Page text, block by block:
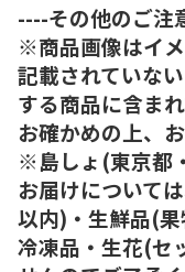
----その他のご注
※商品画像はイ
記載されていな
する商品に含ま
お確かめの上、
※島しょ(東京都
お届けについて
以内)・生鮮品(
冷凍品・生花(セ